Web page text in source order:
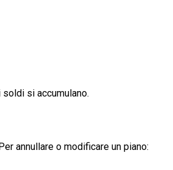
si accumulano.
annullare o modificare un piano: